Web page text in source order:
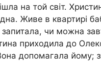
на той світ.
Живе в квартирі
запитала, чи можна
приходила до
допомагала йому;